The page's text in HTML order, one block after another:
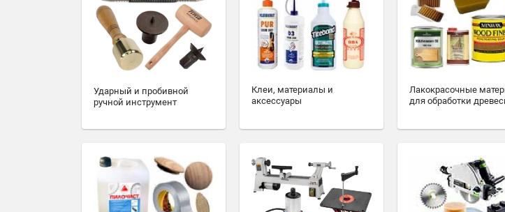
Ударный и пробивной
ручной инструмент
Клеи, материалы и
аксессуары
Лакокрасочные
для обработки